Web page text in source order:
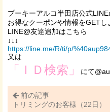
プーキーアルコ半田店公式
お得なクーポンや情報をGETし
LINE@友達追加はこちら
↓↓↓
https://line.me/R/ti/p/
又は
「ＩＤ検索」 にて
前の記事
トリミングのお客様（22日）